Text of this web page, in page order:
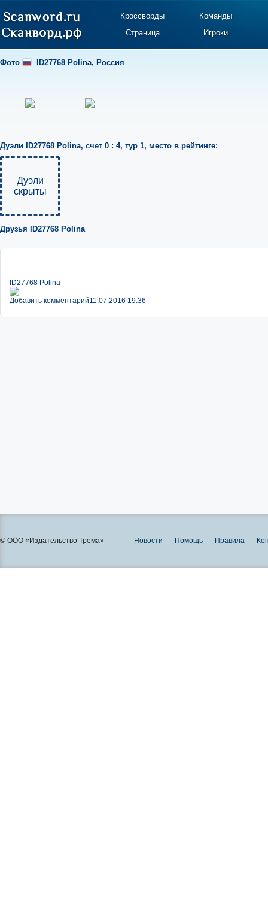
Кроссворды
Команды
Страница
Игроки
Фото ID27768 Polina, Россия
Дуэли ID27768 Polina, счет 0 : 4, тур 1, место в рейтинге:
Дуэли
скрыты
Друзья ID27768 Polina
ID27768 Polina
Добавить комментарий11.07.2016 19:36
© ООО «Издательство Трема» Новости Помощь Правила